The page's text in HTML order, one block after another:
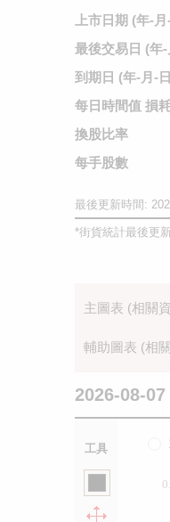
上市日期 (年-月
最後交易日 (年
到期日 (年-月-
每日時間值 損
換股比率
每手股數
最後更新時間:
*街貨統計最後更
主圖表 (相關
輔助圖表 (相
2026-08-07
工具